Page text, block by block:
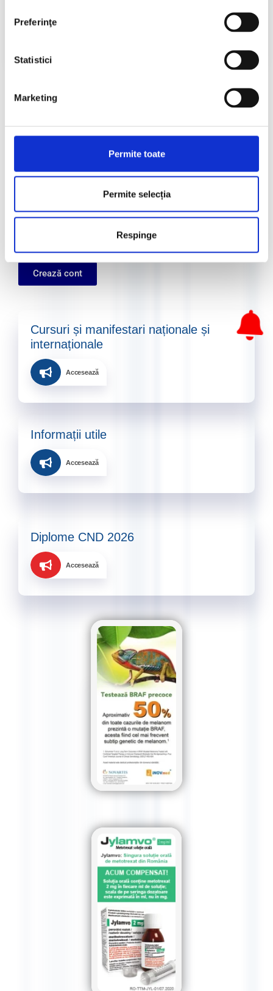
Preferinţe
Statistici
Marketing
Permite toate
Permite selecția
Respinge
Adresă de email
Autentificare
Crează cont
Cursuri și manifestari naționale și
internaționale​
Accesează
Informații utile​
Accesează
Diplome CND 2026
Accesează